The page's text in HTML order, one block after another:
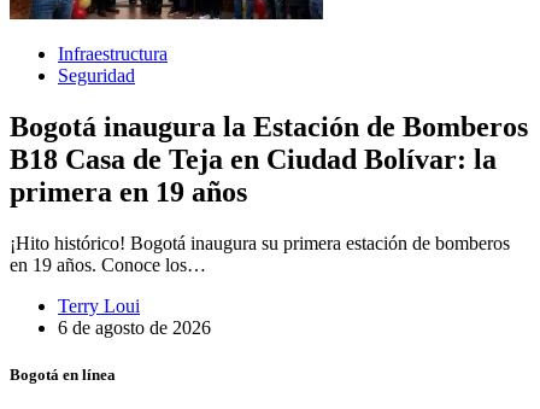
Infraestructura
Seguridad
Bogotá inaugura la Estación de Bomberos
B18 Casa de Teja en Ciudad Bolívar: la
primera en 19 años
¡Hito histórico! Bogotá inaugura su primera estación de bomberos
en 19 años. Conoce los…
Terry Loui
6 de agosto de 2026
Bogotá en línea